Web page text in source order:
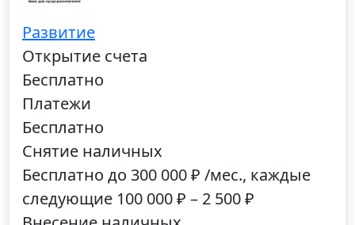
Развитие
Открытие счета
Бесплатно
Платежи
Бесплатно
Снятие наличных
Бесплатно до 300 000 ₽ /мес., каждые
следующие 100 000 ₽ – 2 500 ₽